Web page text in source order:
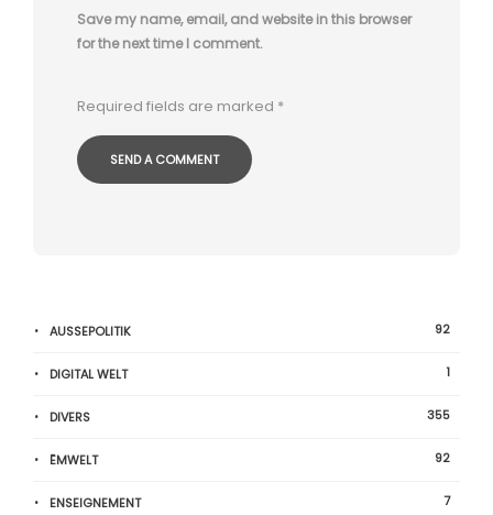
Save my name, email, and website in this browser
for the next time I comment.
Required fields are marked *
AUSSEPOLITIK 92
DIGITAL WELT 1
DIVERS 355
ËMWELT 92
ENSEIGNEMENT 7